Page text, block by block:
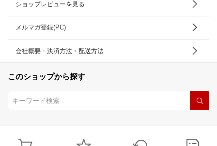
ショップレビューを見る
メルマガ登録(PC)
会社概要・決済方法・配送方法
このショップから探す